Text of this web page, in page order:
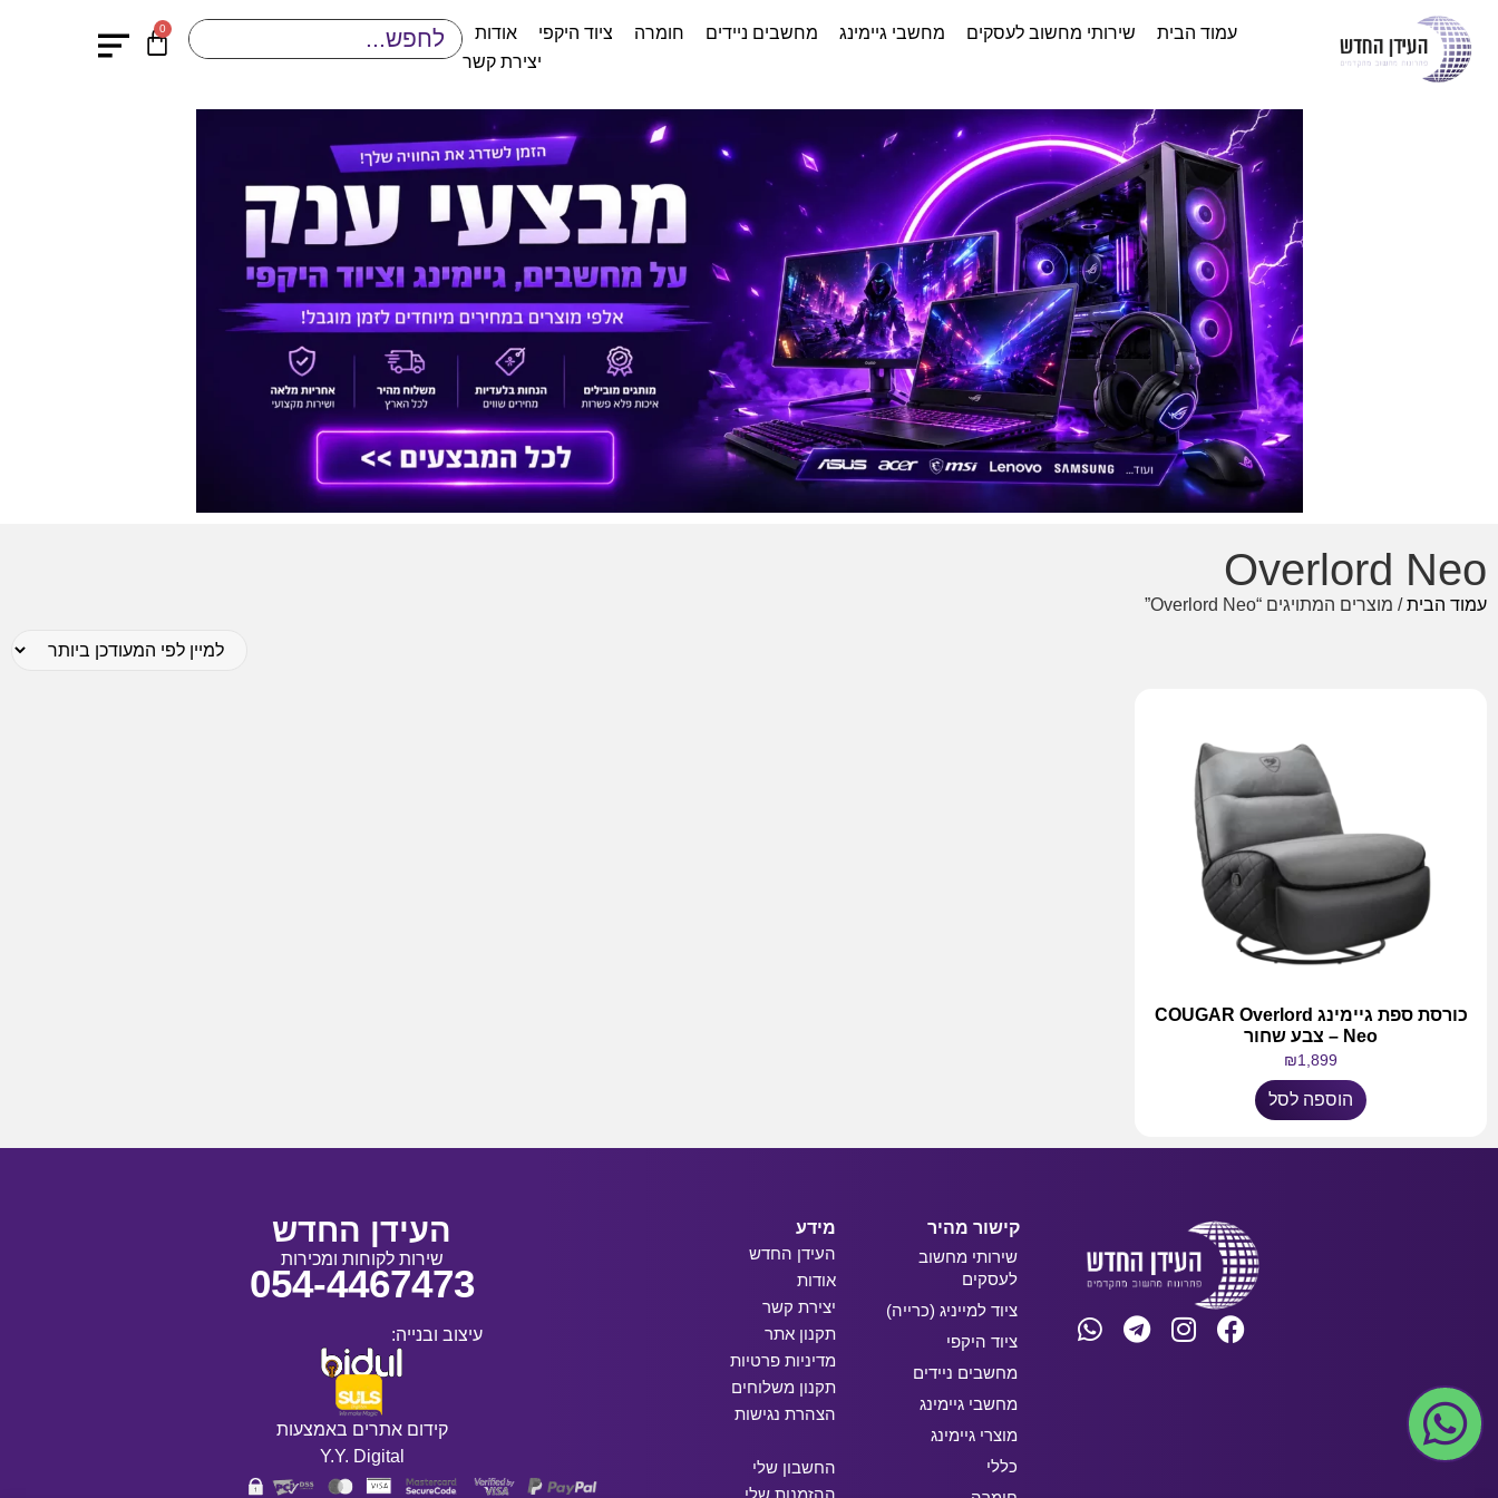
עמוד הבית שירותי מחשוב לעסקים מחשבי גיימינג מחשבים ניידים חומרה ציוד היקפי
אודות
יצירת קשר
0
Overlord Neo
עמוד הבית/ מוצרים המתויגים “Overlord Neo”
‏כורסת ספת גיימינג COUGAR Overlord
Neo – צבע שחור
₪1,899
הוספה לסל
קישור מהיר
שירותי מחשוב
לעסקים
ציוד למייניג (כרייה)
ציוד היקפי
מחשבים ניידים
מחשבי גיימינג
מוצרי גיימינג
כללי
מידע
העידן החדש
אודות
יצירת קשר
תקנון אתר
מדיניות פרטיות
תקנון משלוחים
הצהרת נגישות
החשבון שלי
העידן החדש
שירות לקוחות ומכירות
054-4467473
עיצוב ובנייה:
קידום אתרים באמצעות
Y.Y. Digital